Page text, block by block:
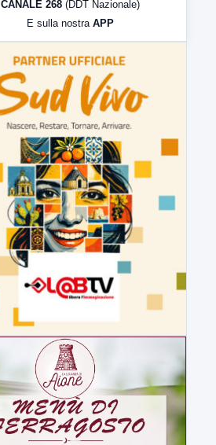
LabNews (Diretta)
LabNews (replica)
CANALE 268 (DDT Nazionale)
E sulla nostra APP